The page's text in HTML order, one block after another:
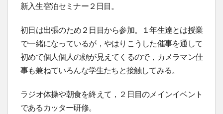
新入生宿泊セミナー２日目。
初日は出張のため２日目から参加。１年生達とは授業
で一緒になっているが，やはりこうした催事を通して
初めて個人個人の顔が見えてくるので，カメラマン仕
事も兼ねていろんな学生たちと接触してみる。
ラジオ体操や朝食を終えて，２日目のメインイベント
であるカッター研修。